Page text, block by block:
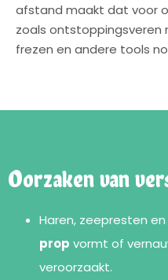
afstand maakt dat voor
zoals ontstoppingsveren
frezen en andere tools
Oorzaken van
Haren, zeepresten
prop vormt of
veroorzaakt.